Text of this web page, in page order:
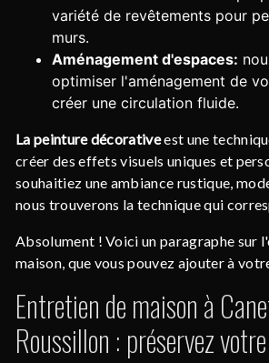
variété de revêtements pour
murs.
Aménagement d'espaces:
optimiser l'aménagement de
créer une circulation fluide.
La peinture décorativeest une
créer des effets visuels uniques et
souhaitiez une ambiance rustique,
nous trouverons la technique qui
Absolument ! Voici un paragraphe sur
maison, que vous pouvez ajouter à
Entretien de maison à
Roussillon : préservez